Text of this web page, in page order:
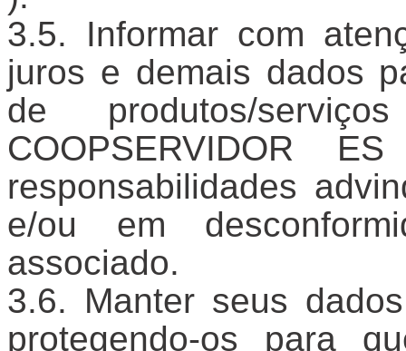
Informar com
juros e demais dados
de produtos/
COOPSERVIDOR
responsabilidades
e/ou em
associado.
Manter seus
protegendo-os para